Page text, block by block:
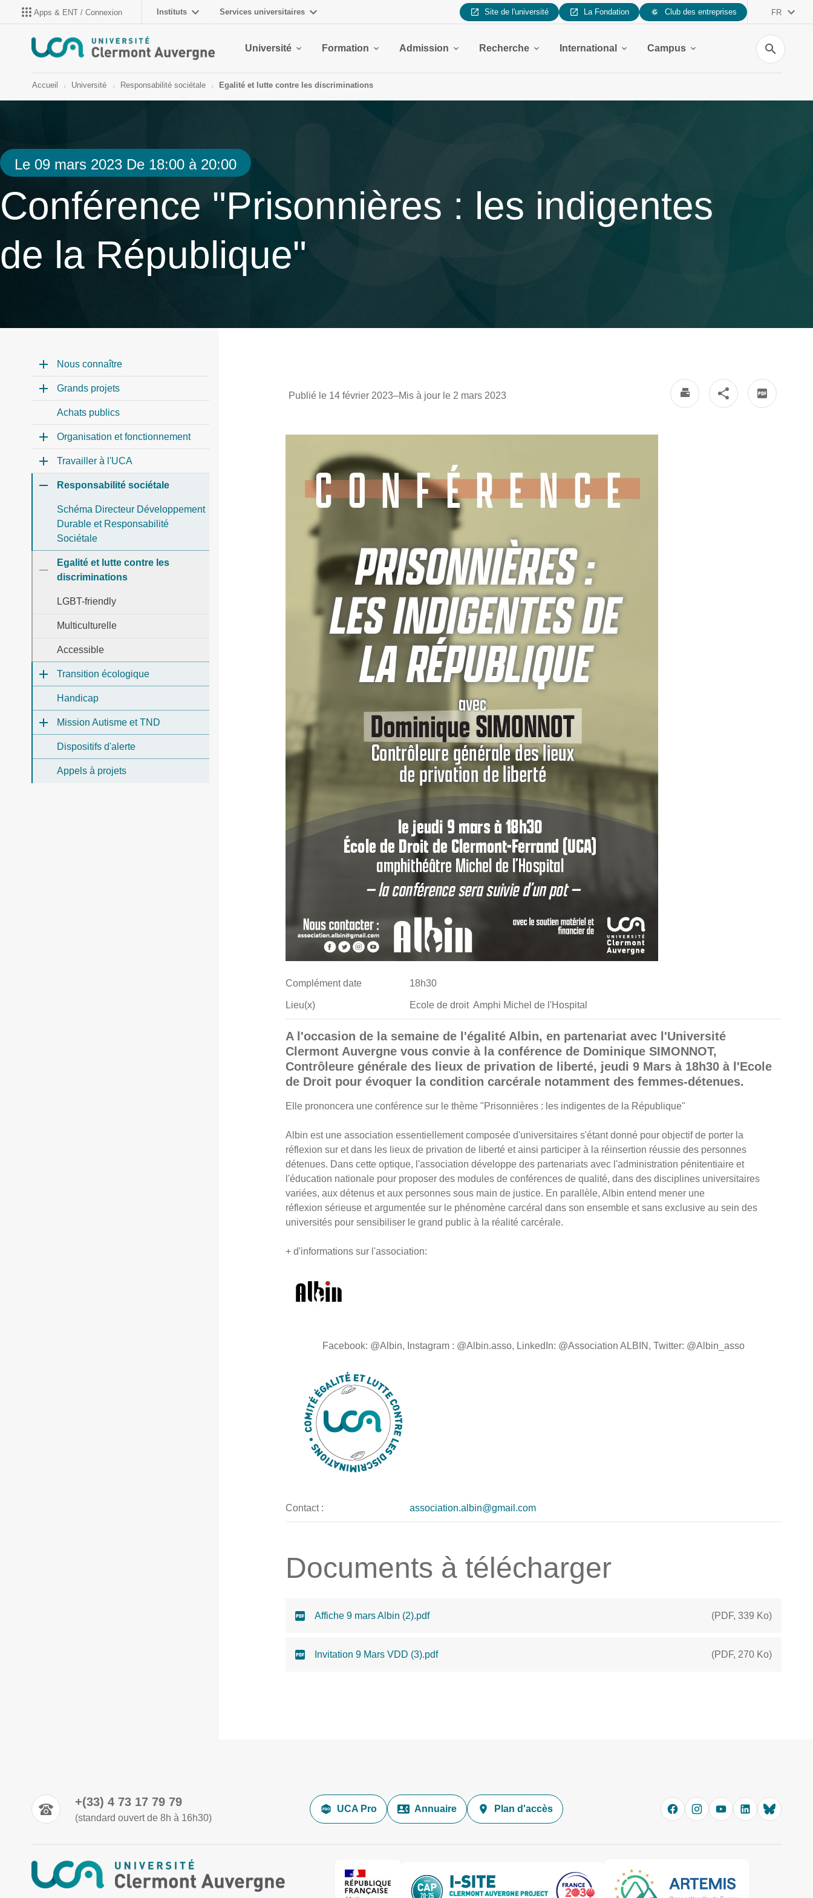
Apps & ENT / Connexion Instituts Services universitaires Site de l'université La Fondation Club des entreprises FR
Université Formation Admission Recherche International Campus
Recherche
Accueil Université Responsabilité sociétale Egalité et lutte contre les discriminations
Le 09 mars 2023 De 18:00 à 20:00
Conférence "Prisonnières : les indigentes
de la République"
Publié le 14 février 2023–Mis à jour le 2 mars 2023
Complément date 18h30
Lieu(x) Ecole de droit Amphi Michel de l'Hospital
A l'occasion de la semaine de l'égalité Albin, en partenariat avec l'Université
Clermont Auvergne vous convie à la conférence de Dominique SIMONNOT,
Contrôleure générale des lieux de privation de liberté, jeudi 9 Mars à 18h30 à l'Ecole
de Droit pour évoquer la condition carcérale notamment des femmes-détenues.
Elle prononcera une conférence sur le thème "Prisonnières : les indigentes de la République"
Albin est une association essentiellement composée d'universitaires s'étant donné pour objectif de porter la
réflexion sur et dans les lieux de privation de liberté et ainsi participer à la réinsertion réussie des personnes
détenues. Dans cette optique, l'association développe des partenariats avec l'administration pénitentiaire et
l'éducation nationale pour proposer des modules de conférences de qualité, dans des disciplines universitaires
variées, aux détenus et aux personnes sous main de justice. En parallèle, Albin entend mener une
réflexion sérieuse et argumentée sur le phénomène carcéral dans son ensemble et sans exclusive au sein des
universités pour sensibiliser le grand public à la réalité carcérale.
+ d'informations sur l'association:
Facebook: @Albin, Instagram : @Albin.asso, LinkedIn: @Association ALBIN, Twitter: @Albin_asso
Contact : association.albin@gmail.com
Documents à télécharger
Affiche 9 mars Albin (2).pdf (PDF, 339 Ko)
Invitation 9 Mars VDD (3).pdf (PDF, 270 Ko)
Nous connaître
Grands projets
Achats publics
Organisation et fonctionnement
Travailler à l'UCA
Responsabilité sociétale
Schéma Directeur Développement
Durable et Responsabilité
Sociétale
Egalité et lutte contre les
discriminations
LGBT-friendly
Multiculturelle
Accessible
Transition écologique
Handicap
Mission Autisme et TND
Dispositifs d'alerte
Appels à projets
+(33) 4 73 17 79 79
(standard ouvert de 8h à 16h30)
UCA Pro Annuaire Plan d'accès